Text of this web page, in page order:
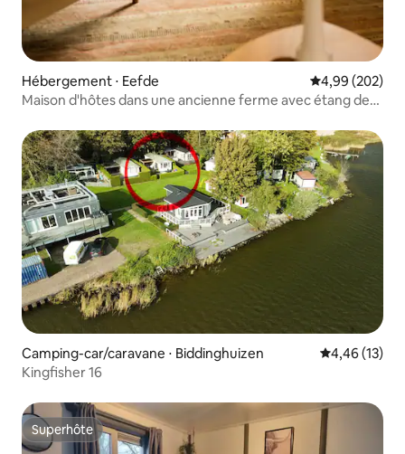
Hébergement ⋅ Eefde Évaluation
4,99 (202)
Maison d'hôtes dans une ancienne ferme avec étang de
Camping-car/caravane ⋅ Biddinghuizen Évaluation
4,46 (13)
Kingfisher 16
Superhôte
Superhôte